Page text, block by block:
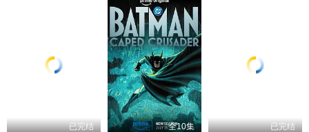
已完结 全10集 已完结